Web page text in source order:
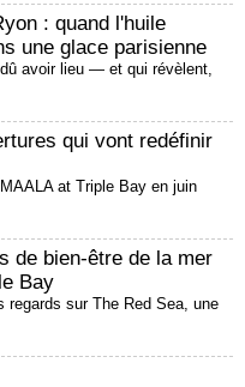
: quand l'huile
une glace parisienne
avoir lieu — et qui révèlent,
qui vont redéfinir
at Triple Bay en juin
de bien-être de la mer
Bay
regards sur The Red Sea, une